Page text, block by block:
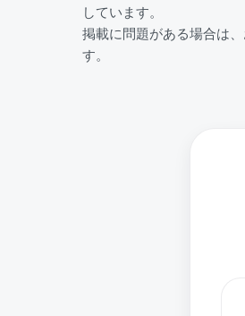
しています。
掲載に問題がある場合は
す。